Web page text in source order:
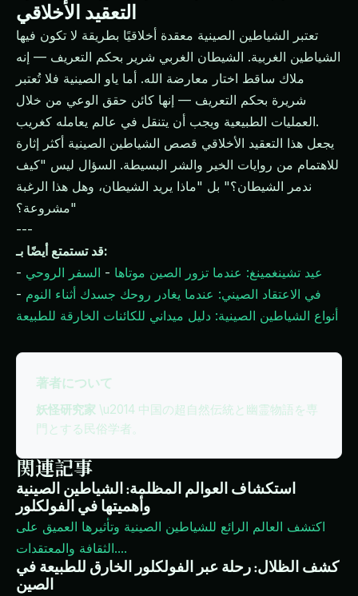
التعقيد الأخلاقي
تعتبر الشياطين الصينية معقدة أخلاقيًا بطريقة لا تكون فيها
الشياطين الغربية. الشيطان الغربي شرير بحكم التعريف — إنه
ملاك ساقط اختار معارضة الله. أما ياو الصينية فلا تُعتبر
شريرة بحكم التعريف — إنها كائن حقق الوعي من خلال
العمليات الطبيعية ويجب أن يتنقل في عالم يعامله كغريب.
يجعل هذا التعقيد الأخلاقي قصص الشياطين الصينية أكثر إثارة
للاهتمام من روايات الخير والشر البسيطة. السؤال ليس "كيف
ندمر الشيطان؟" بل "ماذا يريد الشيطان، وهل هذا الرغبة
مشروعة؟"
---
قد تستمتع أيضًا بـ:
-
عيد تشينغمينغ: عندما تزور الصين موتاها - السفر الروحي
في الاعتقاد الصيني: عندما يغادر روحك جسدك أثناء النوم -
أنواع الشياطين الصينية: دليل ميداني للكائنات الخارقة للطبيعة
著者について
妖怪研究家 \u2014 中国の超自然伝統と幽霊物語を専
門とする民俗学者。
関連記事
استكشاف العوالم المظلمة: الشياطين الصينية
وأهميتها في الفولكلور
اكتشف العالم الرائع للشياطين الصينية وتأثيرها العميق على
الثقافة والمعتقدات....
كشف الظلال: رحلة عبر الفولكلور الخارق للطبيعة في
الصين